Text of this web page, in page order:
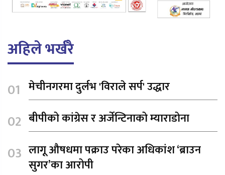
अहिले भर्खरै
मेचीनगरमा दुर्लभ 'विराले सर्प' उद्धार
बीपीको कांग्रेस र अर्जेन्टिनाको म्याराडोना
लागू औषधमा पक्राउ परेका अधिकांश ‘ब्राउन
सुगर’का आरोपी